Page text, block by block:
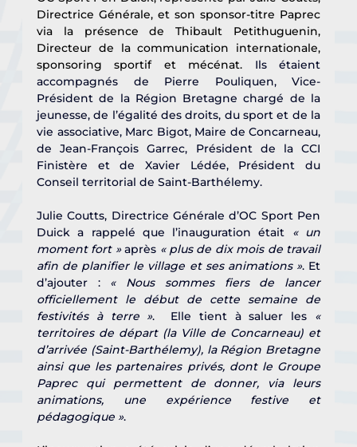
Directrice Générale, et son sponsor-titre Paprec
via la présence de Thibault Petithuguenin,
Directeur de la communication internationale,
sponsoring sportif et mécénat. Ils étaient
accompagnés de Pierre Pouliquen, Vice-
Président de la Région Bretagne chargé de la
jeunesse, de l’égalité des droits, du sport et de la
vie associative, Marc Bigot, Maire de Concarneau,
de Jean-François Garrec, Président de la CCI
Finistère et de Xavier Lédée, Président du
Conseil territorial de Saint-Barthélemy.
Julie Coutts, Directrice Générale d’OC Sport Pen
Duick a rappelé que l’inauguration était « un
moment fort » après « plus de dix mois de travail
afin de planifier le village et ses animations ». Et
d’ajouter : « Nous sommes fiers de lancer
officiellement le début de cette semaine de
festivités à terre ».  Elle tient à saluer les «
territoires de départ (la Ville de Concarneau) et
d’arrivée (Saint-Barthélemy), la Région Bretagne
ainsi que les partenaires privés, dont le Groupe
Paprec qui permettent de donner, via leurs
animations, une expérience festive et
pédagogique ».